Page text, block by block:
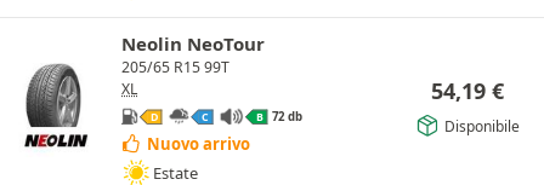
Neolin NeoTour
205/65 R15 99T
XL
D C B 72 db
Nuovo arrivo
Estate
54,19 €
Disponibile